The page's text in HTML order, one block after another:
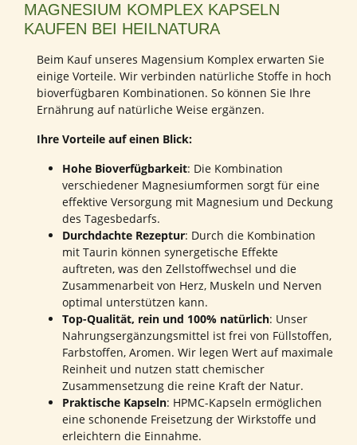
MAGNESIUM KOMPLEX KAPSELN
KAUFEN BEI HEILNATURA
Beim Kauf unseres Magensium Komplex erwarten Sie
einige Vorteile. Wir verbinden natürliche Stoffe in hoch
bioverfügbaren Kombinationen. So können Sie Ihre
Ernährung auf natürliche Weise ergänzen.
Ihre Vorteile auf einen Blick:
Hohe Bioverfügbarkeit: Die Kombination
verschiedener Magnesiumformen sorgt für eine
effektive Versorgung mit Magnesium und Deckung
des Tagesbedarfs.
Durchdachte Rezeptur: Durch die Kombination
mit Taurin können synergetische Effekte
auftreten, was den Zellstoffwechsel und die
Zusammenarbeit von Herz, Muskeln und Nerven
optimal unterstützen kann.
Top-Qualität, rein und 100% natürlich: Unser
Nahrungsergänzungsmittel ist frei von Füllstoffen,
Farbstoffen, Aromen. Wir legen Wert auf maximale
Reinheit und nutzen statt chemischer
Zusammensetzung die reine Kraft der Natur.
Praktische Kapseln: HPMC-Kapseln ermöglichen
eine schonende Freisetzung der Wirkstoffe und
erleichtern die Einnahme.